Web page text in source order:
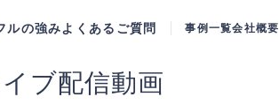
ルの強みよくあるご質問 事例一覧会社概要
ブ配信動画